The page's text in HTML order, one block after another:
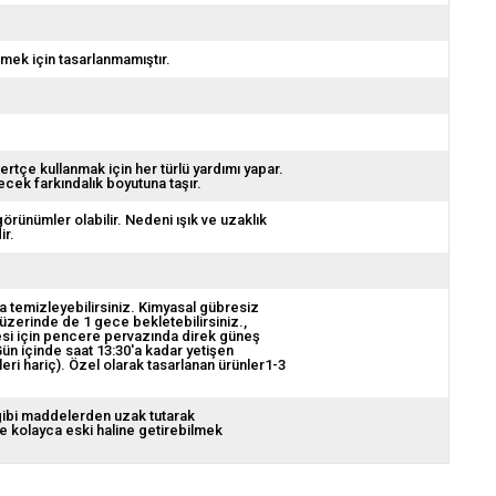
için tasarlanmamıştır.
kullanmak için her türlü yardımı yapar.
farkındalık boyutuna taşır.
olabilir. Nedeni ışık ve uzaklık
temizleyebilirsiniz. Kimyasal gübresiz
üzerinde de 1 gece bekletebilirsiniz.
için pencere pervazında direk güneş
içinde saat 13:30'a kadar yetişen
hariç). Özel olarak tasarlanan ürünler1-3
maddelerden uzak tutarak
kolayca eski haline getirebilmek